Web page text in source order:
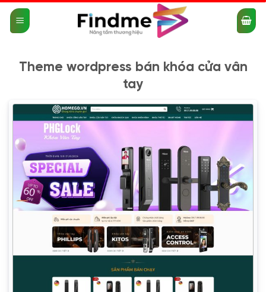
qua
nội
Theme wordpress bán khóa cửa vân
tay